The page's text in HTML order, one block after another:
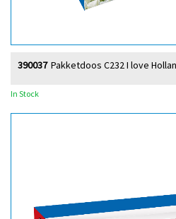
Pakketdoos C232 I love
390037
In Stock